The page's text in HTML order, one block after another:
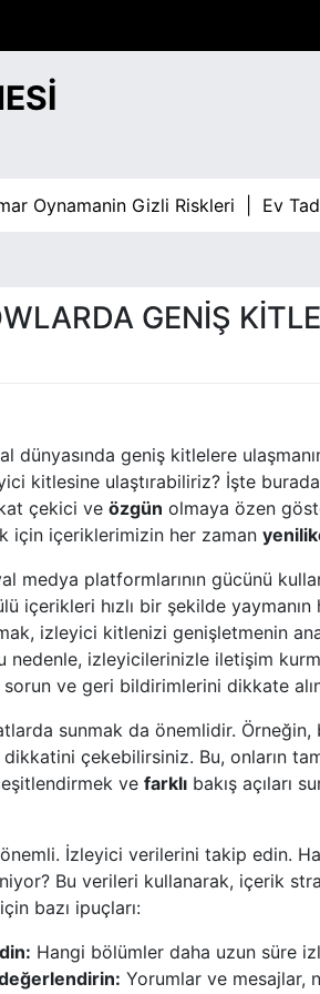
Oynamanin Gizli Riskleri | Ev
GENIŞ
dünyasında geniş kitlelere
kitlesine ulaştırabiliriz? İşte
çekici ve özgün olmaya özen
için içeriklerimizin her zaman
medya platformlarının gücünü
içerikleri hızlı bir şekilde yaymanın
izleyici kitlenizi genişletmenin
nedenle, izleyicilerinizle iletişim
ve geri bildirimlerini dikkate
sunmak da önemlidir.
çekebilirsiniz. Bu, onların
ve farklı bakış açıları
İzleyici verilerini takip edin.
Bu verileri kullanarak, içerik
bazı ipuçları:
Hangi bölümler daha uzun süre
Yorumlar ve mesajlar,